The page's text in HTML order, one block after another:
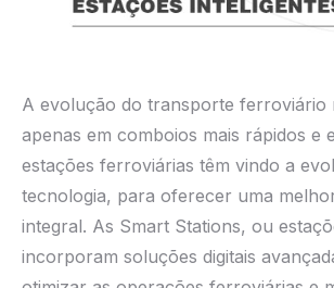
A evolução do transporte ferroviário
apenas em comboios mais rápidos e
estações ferroviárias têm vindo a
tecnologia, para oferecer uma
integral. As Smart Stations, ou
incorporam soluções digitais